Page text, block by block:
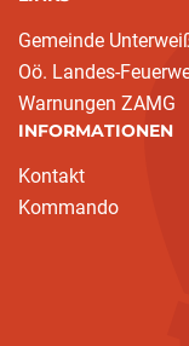
Gemeinde
Oö. Landes-
Warnungen ZAMG
INFORMATIONEN
Kontakt
Kommando